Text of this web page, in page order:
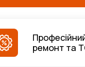
ремонт та